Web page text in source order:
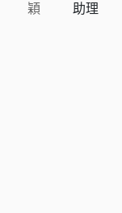
穎
助理